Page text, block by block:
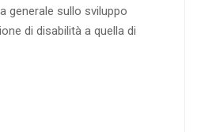
generale sullo sviluppo
di disabilità a quella di